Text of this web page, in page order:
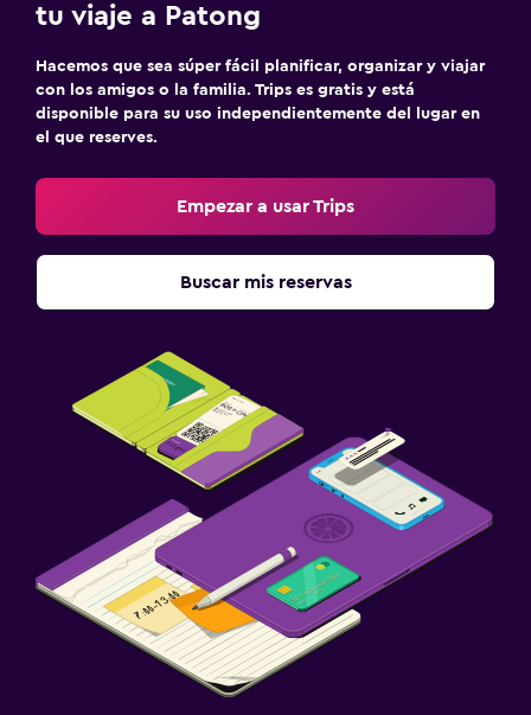
tu viaje a Patong
Hacemos que sea súper fácil planificar, organizar y viajar
con los amigos o la familia. Trips es gratis y está
disponible para su uso independientemente del lugar en
el que reserves.
Empezar a usar Trips
Buscar mis reservas